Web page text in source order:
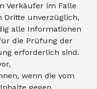
Verkäufer im Falle
Dritte unverzüglich,
alle Informationen
die Prüfung der
erforderlich sind.
wenn die vom
gegen